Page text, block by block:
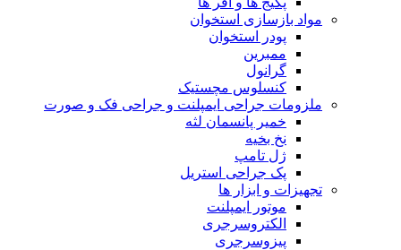
مواد بازسازی استخوان
پودر استخوان
ممبرین
گرانول
کنسلوس مچستیک
ملزومات جراحی ایمپلنت و جراحی فک و صورت
خمیر پانسمان لثه
نخ بخیه
ژل تامپ
پک جراحی استریل
تجهیزات و ابزار ها
موتور ایمپلنت
الکتروسرجری
پیزوسرجری